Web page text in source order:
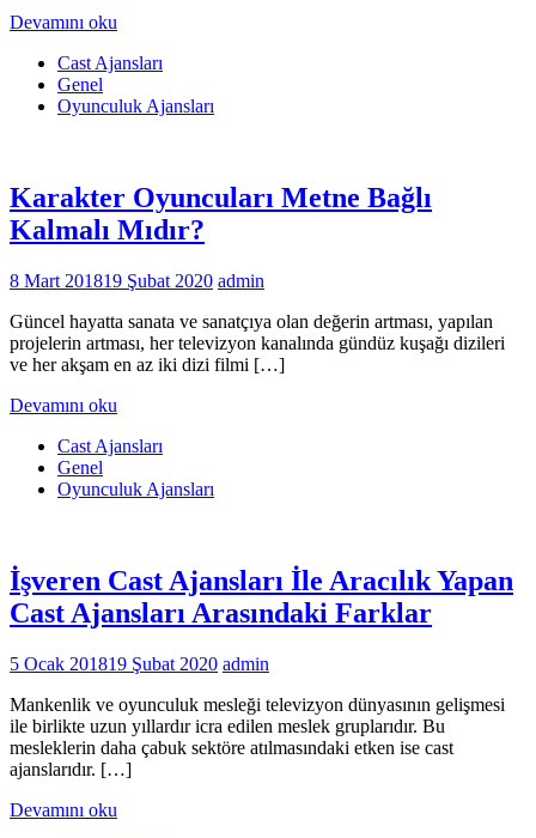
Devamını oku
Cast Ajansları
Genel
Oyunculuk Ajansları
Karakter Oyuncuları Metne Bağlı
Kalmalı Mıdır?
8 Mart 201819 Şubat 2020 admin
Güncel hayatta sanata ve sanatçıya olan değerin artması, yapılan
projelerin artması, her televizyon kanalında gündüz kuşağı dizileri
ve her akşam en az iki dizi filmi […]
Devamını oku
Cast Ajansları
Genel
Oyunculuk Ajansları
İşveren Cast Ajansları İle Aracılık Yapan
Cast Ajansları Arasındaki Farklar
5 Ocak 201819 Şubat 2020 admin
Mankenlik ve oyunculuk mesleği televizyon dünyasının gelişmesi
ile birlikte uzun yıllardır icra edilen meslek gruplarıdır. Bu
mesleklerin daha çabuk sektöre atılmasındaki etken ise cast
ajanslarıdır. […]
Devamını oku